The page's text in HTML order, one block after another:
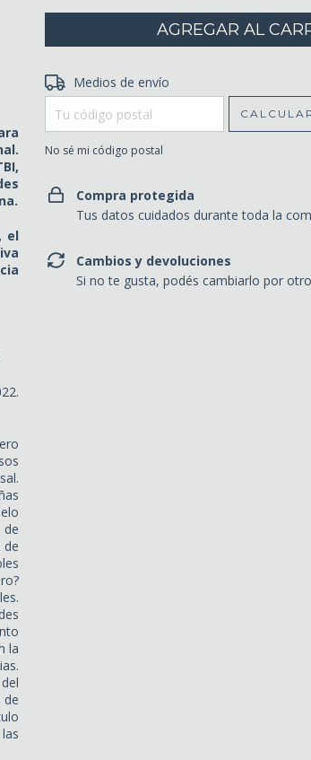
el
de
la
de
Entregas para el CP:
Medios de envío
No sé mi código postal
Compra protegida
Tus datos cuidados durante toda la
Cambios y devoluciones
Si no te gusta, podés cambiarlo por